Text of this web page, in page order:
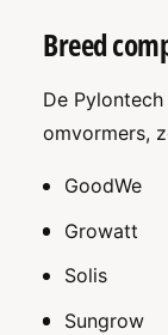
Breed
De
omvormers,
GoodWe
Growatt
Solis
Sungrow